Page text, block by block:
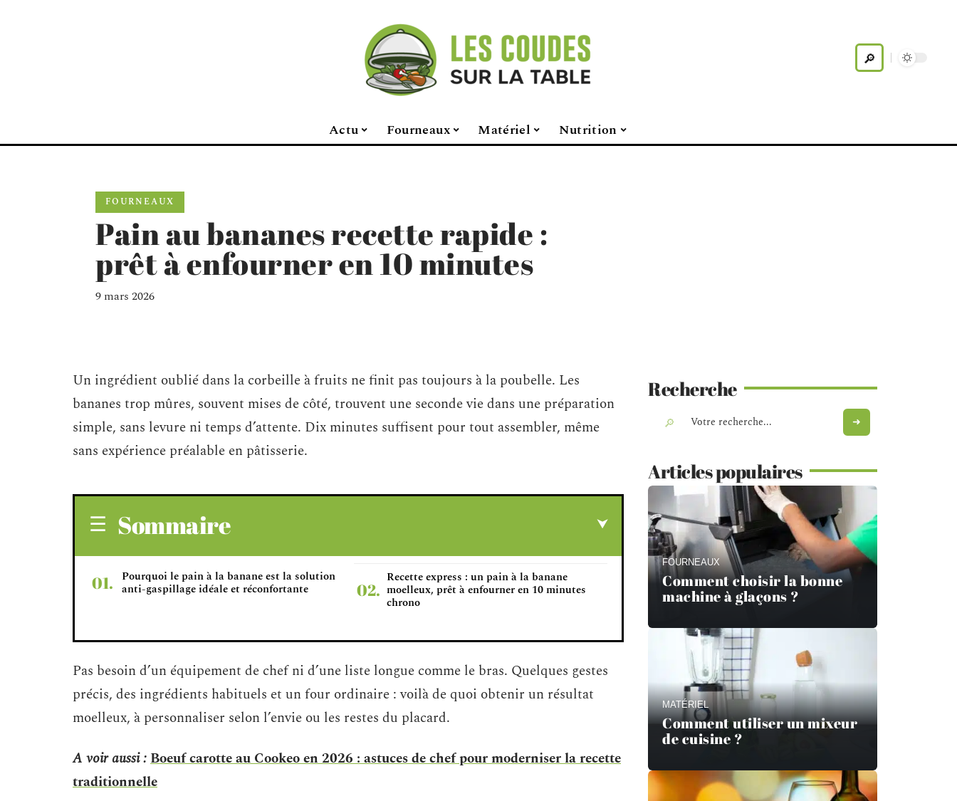
Actu Fourneaux Matériel Nutrition
FOURNEAUX
Pain au bananes recette rapide :
prêt à enfourner en 10 minutes
9 mars 2026
Un ingrédient oublié dans la corbeille à fruits ne finit pas toujours à la poubelle. Les
bananes trop mûres, souvent mises de côté, trouvent une seconde vie dans une préparation
simple, sans levure ni temps d’attente. Dix minutes suffisent pour tout assembler, même
sans expérience préalable en pâtisserie.
Sommaire
Pourquoi le pain à la banane est la solution
anti-gaspillage idéale et réconfortante
Recette express : un pain à la banane
moelleux, prêt à enfourner en 10 minutes
chrono
Pas besoin d’un équipement de chef ni d’une liste longue comme le bras. Quelques gestes
précis, des ingrédients habituels et un four ordinaire : voilà de quoi obtenir un résultat
moelleux, à personnaliser selon l’envie ou les restes du placard.
A voir aussi :Boeuf carotte au Cookeo en 2026 : astuces de chef pour moderniser la recette
traditionnelle
Recherche
Articles populaires
FOURNEAUX
Comment choisir la bonne
machine à glaçons ?
MATÉRIEL
Comment utiliser un mixeur
de cuisine ?